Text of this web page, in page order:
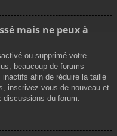
mais ne peux à
ou supprimé votre
beaucoup de forums
afin de réduire la taille
inscrivez-vous de nouveau et
discussions du forum.